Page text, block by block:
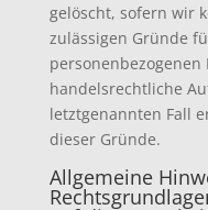
gelöscht, sofern wir
zulässigen Gründe
personenbezogenen
handelsrechtliche
letztgenannten Fall
dieser Gründe.
Allgemeine